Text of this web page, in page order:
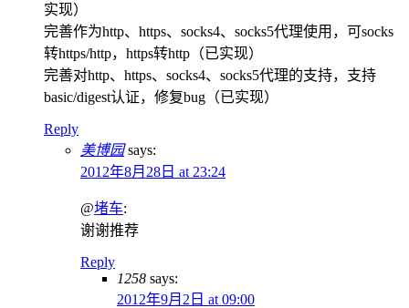
实现）
完善作为http、https、socks4、socks5代理使用，可socks
转https/http，https转http（已实现）
完善对http、https、socks4、socks5代理的支持，支持
basic/digest认证，修复bug（已实现）
Reply
美博园 says:
2012年8月28日 at 23:24
@堵车:
谢谢推荐
Reply
1258 says:
2012年9月2日 at 09:00